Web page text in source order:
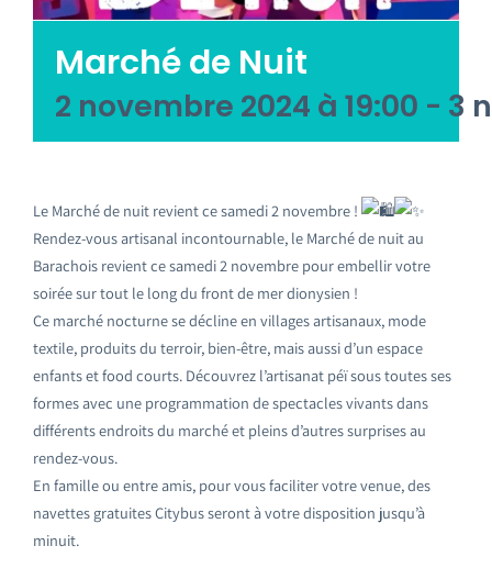
Contact
Marché de Nuit
2 novembre 2024 à 19:00 - 3
Le Marché de nuit revient ce samedi 2 novembre !
Rendez-vous artisanal incontournable, le Marché de nuit au
Barachois revient ce samedi 2 novembre pour embellir votre
soirée sur tout le long du front de mer dionysien !
Ce marché nocturne se décline en villages artisanaux, mode
textile, produits du terroir, bien-être, mais aussi d’un espace
enfants et food courts. Découvrez l’artisanat péï sous toutes ses
formes avec une programmation de spectacles vivants dans
différents endroits du marché et pleins d’autres surprises au
rendez-vous.
En famille ou entre amis, pour vous faciliter votre venue, des
navettes gratuites Citybus seront à votre disposition jusqu’à
minuit.